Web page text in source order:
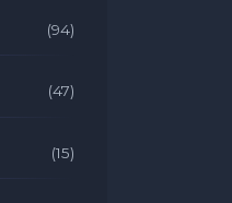
(94)
(47)
(15)